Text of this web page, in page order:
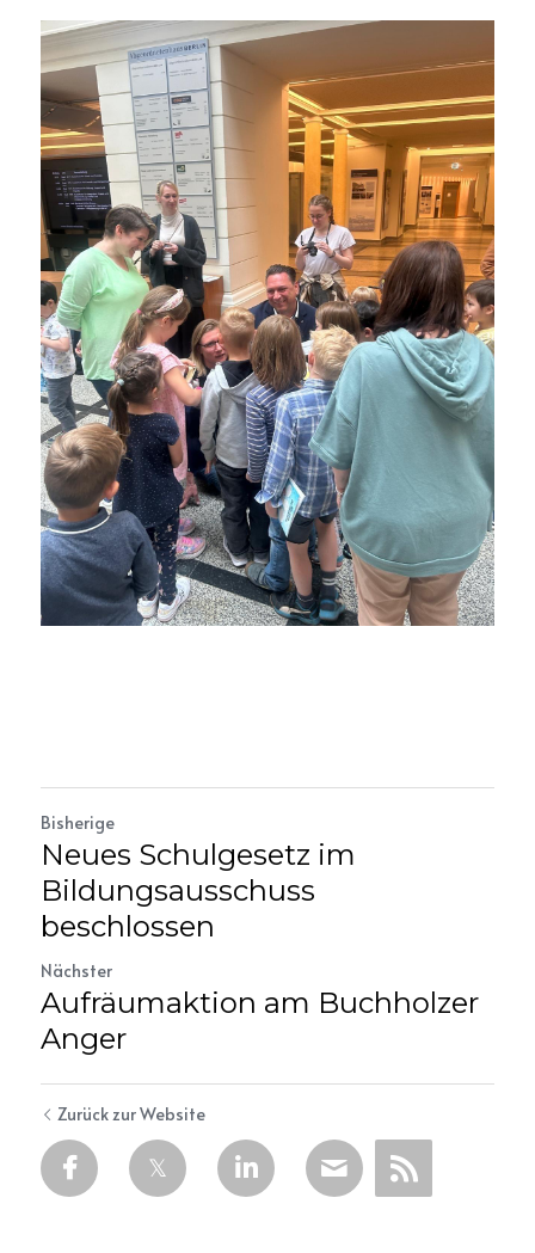
Bisherige
Neues Schulgesetz im
Bildungsausschuss
beschlossen
Nächster
Aufräumaktion am Buchholzer
Anger
Zurück zur Website